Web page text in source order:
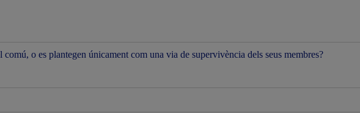
comú, o es plantegen únicament com una via de supervivència dels seus membres?